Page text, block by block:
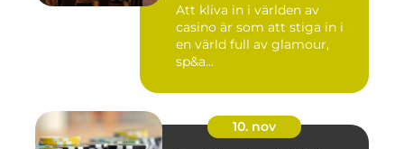
Att kliva in i världen av
casino är som att stiga in i
en värld full av glamour,
sp&a...
10. nov